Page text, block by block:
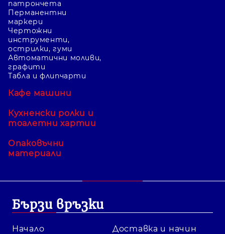
патрончета
Перманентни
маркери
Чертожни
инструменти,
острилки, гуми
Автоматични моливи,
графити
Табла и флипчарти
Кафе машини
Кухненски ролки и
тоалетни хартии
Опаковъчни
материали
Бързи връзки
Начало
Доставка и начин